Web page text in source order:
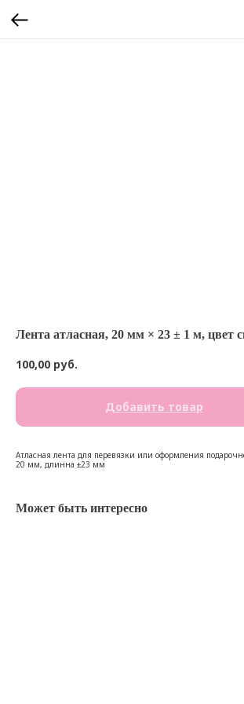
Лента атласная, 20 мм × 23 ± 1 м, цвет
100,00 руб.
Добавить товар
Атласная лента для перевязки или оформления
20 мм, длинна ±23 мм
Может быть интересно